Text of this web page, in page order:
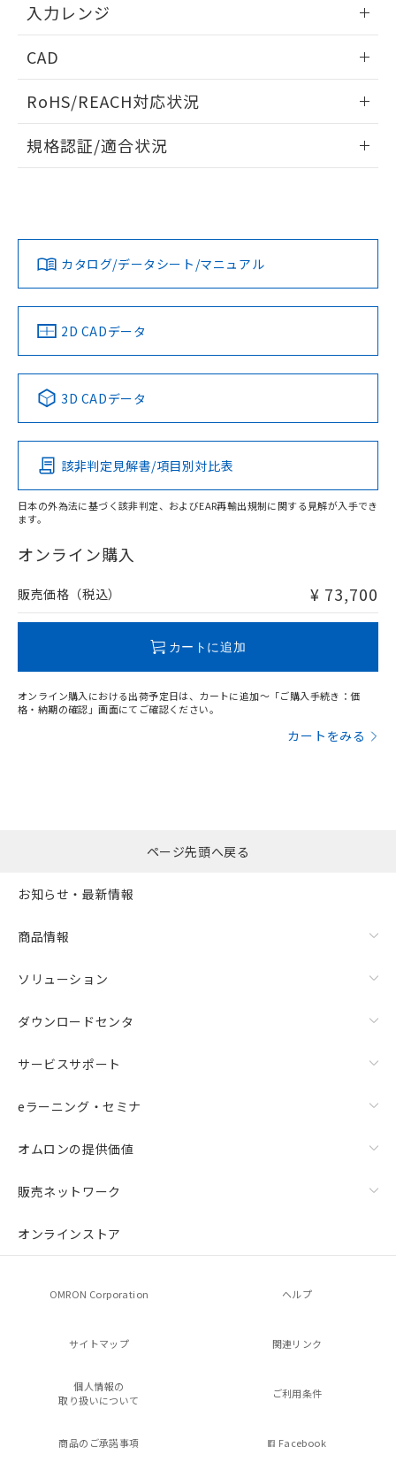
入力レンジ
CAD
ドすることができます。
ログイン/会員登録
ダウンロードデータをご利用いただく前に、以下を必ずお読
みください。
ソフトウェアの使用条件
RoHS/REACH対応状況
EU RoHS 注意事項・凡例
対応済み
中国 RoHS 注意事項・凡例
Pb Hg Cd Cr(VI)
O
在庫等で未対応品が混在する可能性があります。
問い合わせください。
規格認証/適合状況
LR型式承認
（イギリス
船舶規格）
DNV型式承認
（ノルウェー
BV型式承認
（フランス
KR型式
（韓国
Yes No No No
この製品の規格認証/適合状況ページへ
その他の認証はこちらのページからご検索ください
カタログ/データシート/マニュアル
2D CADデータ
3D CADデータ
該非判定見解書/項目別対比表
日本の外為法に基づく該非判定、およびEAR再輸出規制に関する見解が入手でき
ます。
オンライン購入
販売価格（税込） ¥ 73,700
カートに追加
オンライン購入における出荷予定日は、カートに追加～「ご購入手続き：価
格・納期の確認」画面にてご確認ください。
カートをみる
ページ先頭へ戻る
お知らせ・最新情報
商品情報
ソリューション
ダウンロードセンタ
サービスサポート
eラーニング・セミナ
オムロンの提供価値
販売ネットワーク
オンラインストア
OMRON Corporation ヘルプ
サイトマップ 関連リンク
個人情報の
取り扱いについて
ご利用条件
商品のご承諾事項 Facebook